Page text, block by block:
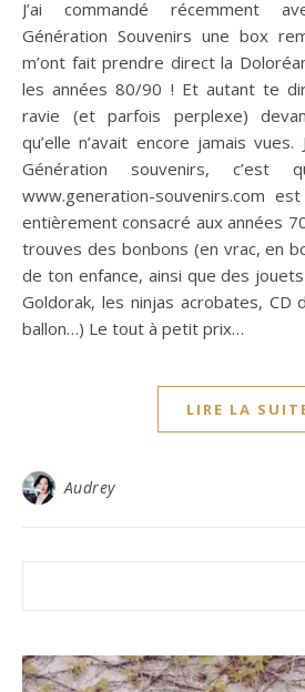
J’ai commandé récemment avec mon partenaire
Génération Souvenirs une box
m’ont fait prendre direct la
les années 80/90 ! Et autant te
ravie (et parfois perplexe)
qu’elle n’avait encore jamais
Génération souvenirs,
www.generation-souvenirs.com
entièrement consacré aux années
trouves des bonbons (en vrac, en
de ton enfance, ainsi que des
Goldorak, les ninjas acrobates, CD
ballon…) Le tout à petit prix…
LIRE LA
Audrey